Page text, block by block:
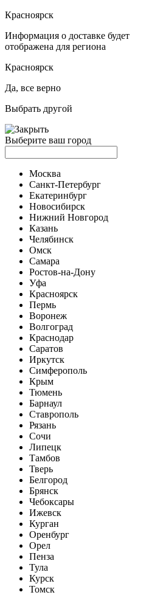
Красноярск
Информация о доставке будет
отображена для региона
Красноярск
Да, все верно
Выбрать другой
Выберите ваш город
Москва
Санкт-Петербург
Екатеринбург
Новосибирск
Нижний Новгород
Казань
Челябинск
Омск
Самара
Ростов-на-Дону
Уфа
Красноярск
Пермь
Воронеж
Волгоград
Краснодар
Саратов
Иркутск
Симферополь
Крым
Тюмень
Барнаул
Ставрополь
Рязань
Сочи
Липецк
Тамбов
Тверь
Белгород
Брянск
Чебоксары
Ижевск
Курган
Оренбург
Орел
Пенза
Тула
Курск
Томск